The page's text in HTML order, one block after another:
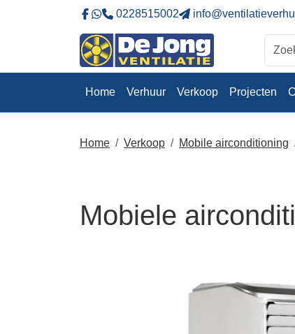
Naar onze Facebookpagina
Stuur ons eeb whatsapp bericht
0228515002
Home Verhuur Verkoop Projecten
Home Verkoop Mobile airconditioning
Mobiele